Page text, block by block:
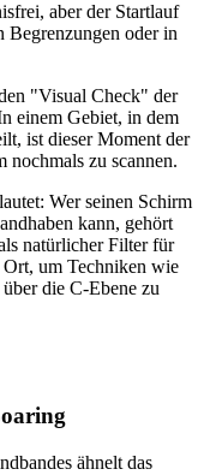
aber der Startlauf
Begrenzungen oder in
"Visual Check" der
einem Gebiet, in dem
ist dieser Moment der
zu scannen.
Wer seinen Schirm
kann, gehört
natürlicher Filter für
um Techniken wie
die C-Ebene zu
ähnelt das